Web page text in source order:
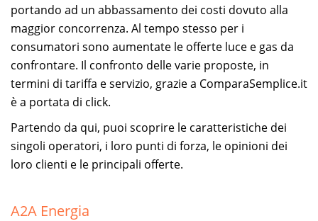
portando ad un abbassamento dei costi dovuto alla
maggior concorrenza. Al tempo stesso per i
consumatori sono aumentate le offerte luce e gas da
confrontare. Il confronto delle varie proposte, in
termini di tariffa e servizio, grazie a ComparaSemplice.it
è a portata di click.
Partendo da qui, puoi scoprire le caratteristiche dei
singoli operatori, i loro punti di forza, le opinioni dei
loro clienti e le principali offerte.
A2A Energia